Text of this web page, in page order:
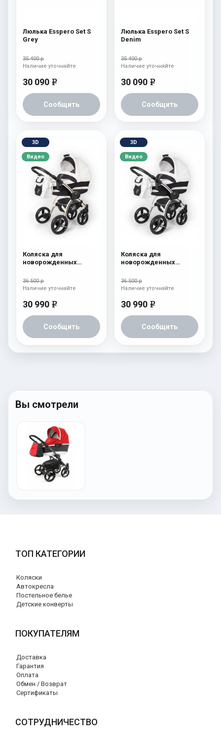
Люлька Esspero Set S
Grey
35 400 р
30 090 e
Сообщить
Наличие уточняйте
Люлька Esspero Set S
Denim
35 400 р
30 090 e
Сообщить
Наличие уточняйте
3D
Видео
Коляска для
новорожденных
Beige) White
36 500 р
30 990 e
Сообщить
Наличие уточняйте
3D
Видео
Коляска для
новорожденных
White) White
36 500 р
30 990 e
Сообщить
Наличие уточняйте
Вы смотрели
ТОП КАТЕГОРИИ
Коляски
Автокресла
Постельное белье
Детские конверты
ПОКУПАТЕЛЯМ
Доставка
Гарантия
Оплата
Обмен / Возврат
Сертификаты
СОТРУДНИЧЕСТВО